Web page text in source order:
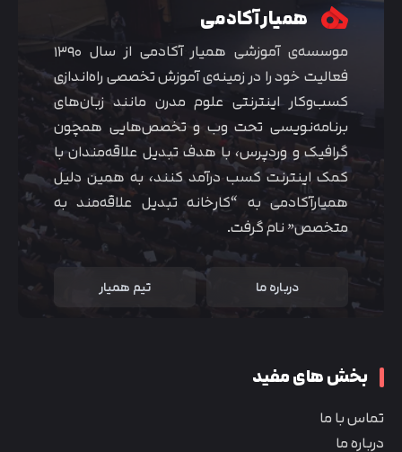
همیار آکادمی
موسسه‌ی آموزشی همیار آکادمی از سال ۱۳۹۰
فعالیت خود را در زمینه‌ی آموزش تخصصی راه‌اندازی
کسب‌و‌کار اینترنتی علوم مدرن مانند زبان‌های
برنامه‌نویسی تحت وب و تخصص‌هایی همچون
گرافیک و وردپرس، با هدف تبدیل علاقه‌مندان با
کمک اینترنت کسب درآمد کنند، به همین دلیل
همیارآکادمی به “کارخانه تبدیل علاقه‌مند به
متخصص” نام گرفت.
درباره ما تیم همیار
بخش های مفید
تماس با ما
درباره ما
متوجه شدم